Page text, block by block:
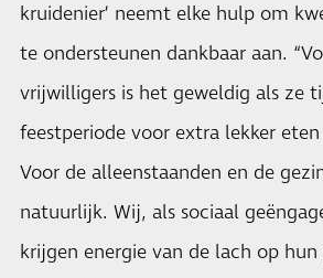
kruidenier’ neemt elke hulp om
te ondersteunen dankbaar aan.
vrijwilligers is het geweldig als ze
feestperiode voor extra lekker
Voor de alleenstaanden en de
natuurlijk. Wij, als sociaal
krijgen energie van de lach op